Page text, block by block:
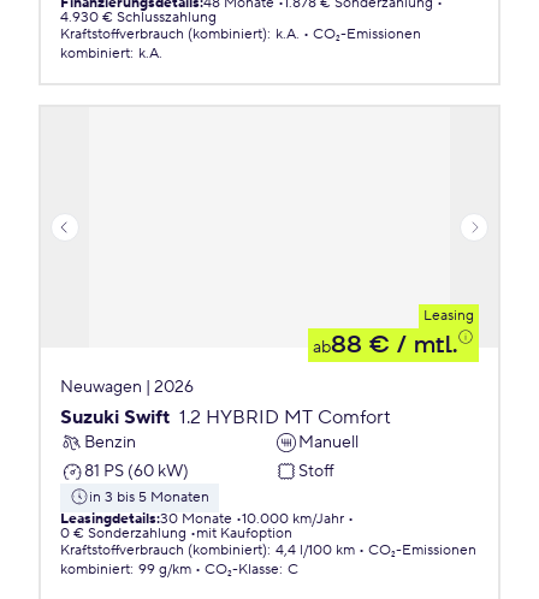
4.930 € Schlusszahlung
Kraftstoffverbrauch (kombiniert): k.A.
CO₂-Emissionen
kombiniert: k.A.
Leasing
ab88 € / mtl.
Neuwagen | 2026
Suzuki Swift 1.2 HYBRID MT Comfort
Benzin
Manuell
81 PS (60 kW)
Stoff
in 3 bis 5 Monaten
Leasingdetails:30 Monate 10.000 km/Jahr
0 € Sonderzahlung
mit Kaufoption
Kraftstoffverbrauch (kombiniert): 4,4 l/100 km
CO₂-Emissionen
kombiniert: 99 g/km CO₂-Klasse: C